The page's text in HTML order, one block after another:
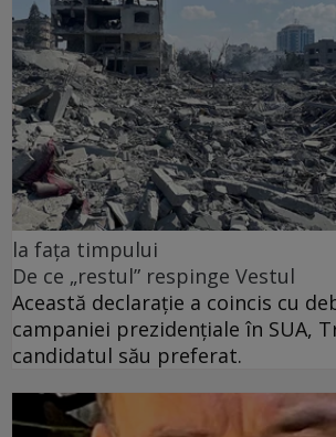
la fața timpului
De ce „restul” respinge Vestul
Această declarație a coincis cu
campaniei prezidențiale în SUA,
candidatul său preferat.